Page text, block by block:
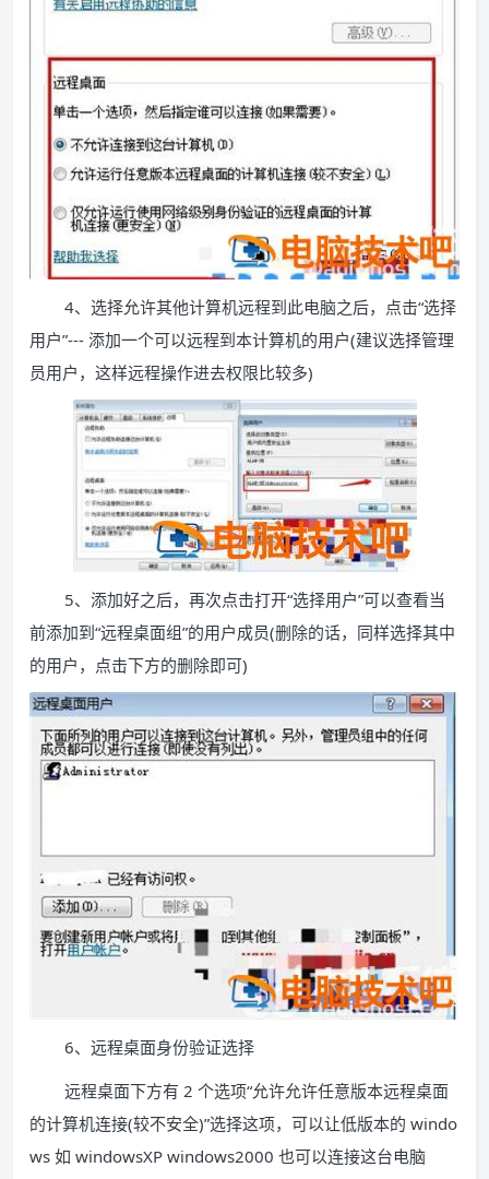
4、选择允许其他计算机远程到此电脑之后，点击“选择
用户”--- 添加一个可以远程到本计算机的用户(建议选择管理
员用户，这样远程操作进去权限比较多)
5、添加好之后，再次点击打开“选择用户”可以查看当
前添加到“远程桌面组”的用户成员(删除的话，同样选择其中
的用户，点击下方的删除即可)
6、远程桌面身份验证选择
远程桌面下方有 2 个选项“允许允许任意版本远程桌面
的计算机连接(较不安全)”选择这项，可以让低版本的 windo
ws 如 windowsXP windows2000 也可以连接这台电脑